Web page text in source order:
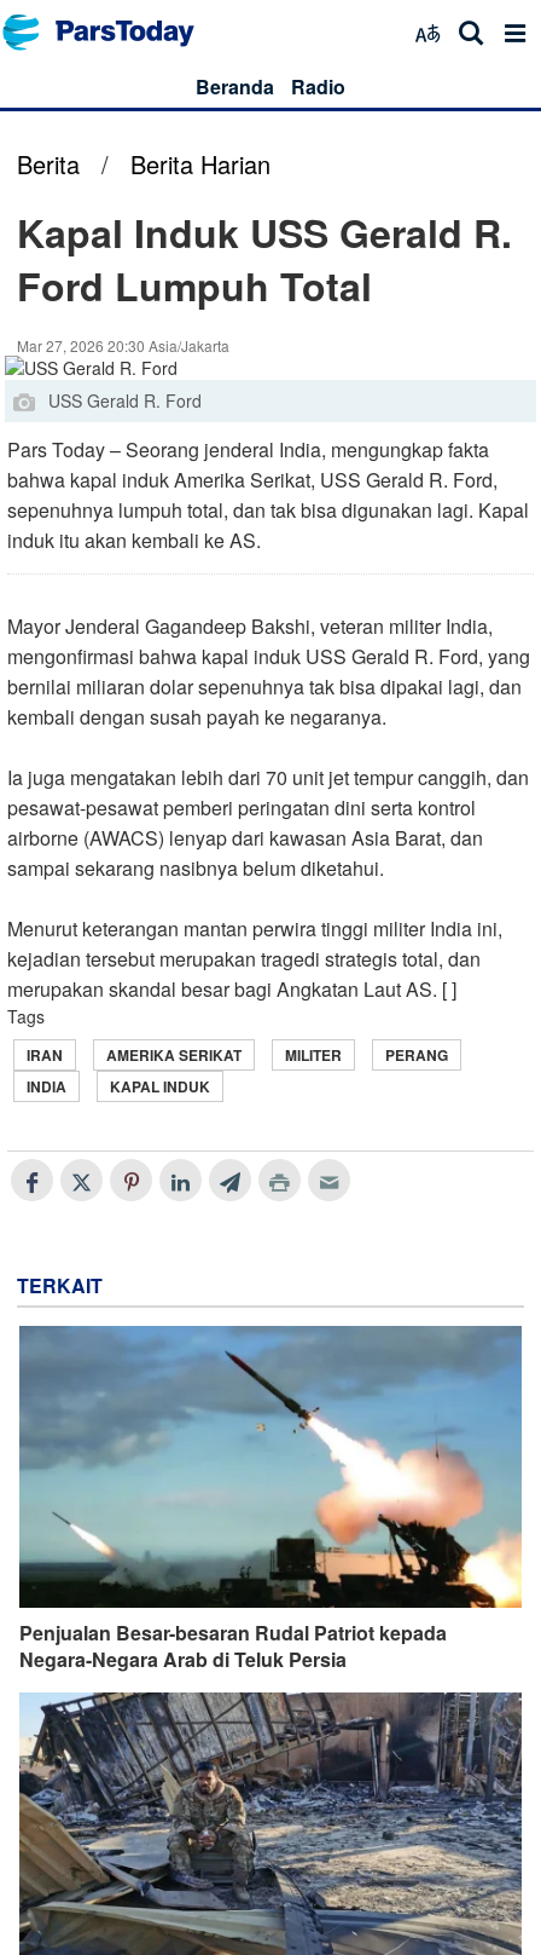
Beranda Radio
Berita / Berita Harian
Kapal Induk USS Gerald R.
Ford Lumpuh Total
Mar 27, 2026 20:30 Asia/Jakarta
USS Gerald R. Ford
Pars Today – Seorang jenderal India, mengungkap fakta
bahwa kapal induk Amerika Serikat, USS Gerald R. Ford,
sepenuhnya lumpuh total, dan tak bisa digunakan lagi. Kapal
induk itu akan kembali ke AS.
Mayor Jenderal Gagandeep Bakshi, veteran militer India,
mengonfirmasi bahwa kapal induk USS Gerald R. Ford, yang
bernilai miliaran dolar sepenuhnya tak bisa dipakai lagi, dan
kembali dengan susah payah ke negaranya.
Ia juga mengatakan lebih dari 70 unit jet tempur canggih, dan
pesawat-pesawat pemberi peringatan dini serta kontrol
airborne (AWACS) lenyap dari kawasan Asia Barat, dan
sampai sekarang nasibnya belum diketahui.
Menurut keterangan mantan perwira tinggi militer India ini,
kejadian tersebut merupakan tragedi strategis total, dan
merupakan skandal besar bagi Angkatan Laut AS. [ ]
Tags
IRAN AMERIKA SERIKAT MILITER
PERANG
INDIA
KAPAL INDUK
TERKAIT
Penjualan Besar-besaran Rudal Patriot kepada
Negara-Negara Arab di Teluk Persia